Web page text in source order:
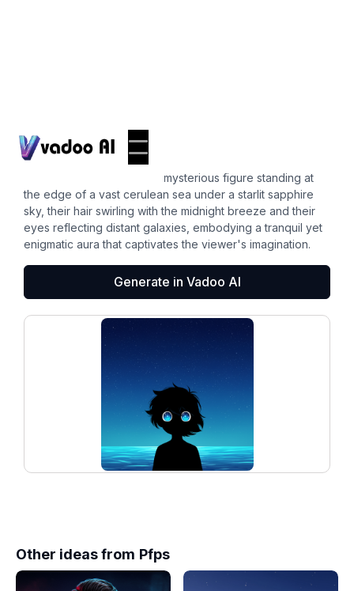
blue pfp
A whimsical silhouette of a mysterious figure standing at
the edge of a vast cerulean sea under a starlit sapphire
sky, their hair swirling with the midnight breeze and their
eyes reflecting distant galaxies, embodying a tranquil yet
enigmatic aura that captivates the viewer's imagination.
Generate in Vadoo AI
Other ideas from Pfps